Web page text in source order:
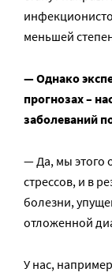
меньшей
— Однако
прогнозах –
заболеваний
— Да, мы этого
стрессов, и в
болезни,
отложенной
У нас,